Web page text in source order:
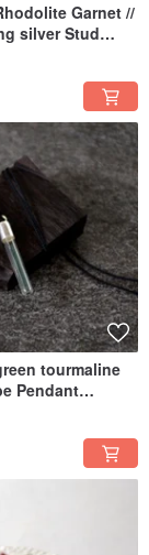
Garnet //
silver Stud
tourmaline
Pendant
Birthstone